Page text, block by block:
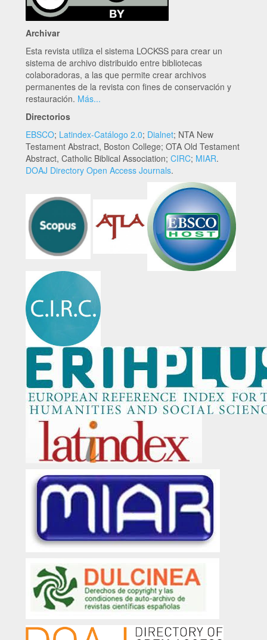
Archivar
Esta revista utiliza el sistema LOCKSS para crear un
sistema de archivo distribuido entre bibliotecas
colaboradoras, a las que permite crear archivos
permanentes de la revista con fines de conservación y
restauración. Más...
Directorios
EBSCO; Latindex-Catálogo 2.0; Dialnet; NTA New
Testament Abstract, Boston College; OTA Old Testament
Abstract, Catholic Biblical Association; CIRC; MIAR.
DOAJ Directory Open Access Journals.